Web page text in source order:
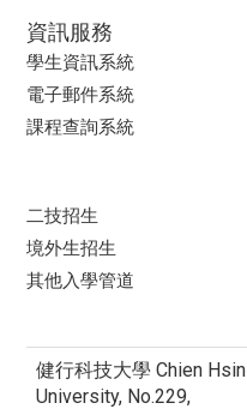
資訊服務
學生資訊系統
電子郵件系統
課程查詢系統
二技招生
境外生招生
其他入學管道
健行科技大學 Chien Hsin
University, No.229,